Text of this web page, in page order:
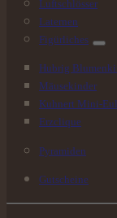
Luftschlösser
Laternen
Figürliches
Hubrig
Mäusekinder
Kuhnert Mini-
Erzclique
Pyramiden
Gutscheine